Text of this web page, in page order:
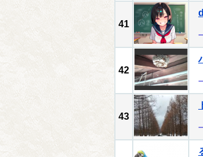
41
42
43